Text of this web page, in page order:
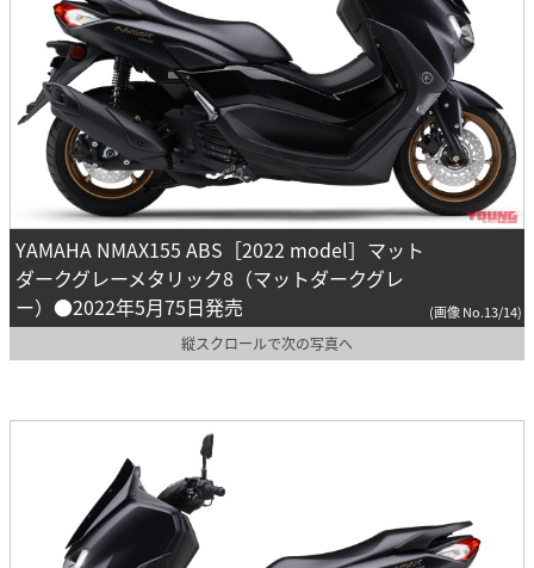
YAMAHA NMAX155 ABS［2022 model］マット
ダークグレーメタリック8（マットダークグレ
ー）●2022年5月75日発売
(画像 No.13/14)
縦スクロールで次の写真へ